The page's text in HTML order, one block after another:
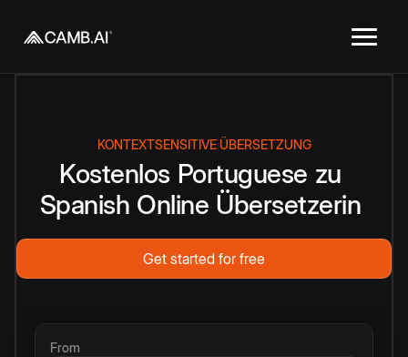
KONTEXTSENSITIVE ÜBERSETZUNG
Kostenlos Portuguese zu
Spanish Online Übersetzerin
Get started for free
From